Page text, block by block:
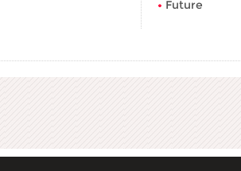
Future